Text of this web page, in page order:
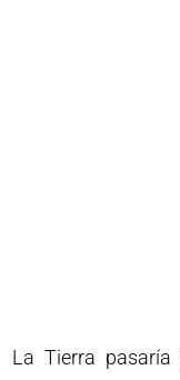
La Tierra